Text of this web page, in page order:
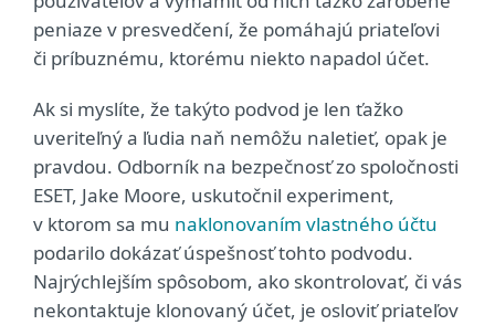
peniaze v presvedčení, že pomáhajú priateľovi
či príbuznému, ktorému niekto napadol účet.
Ak si myslíte, že takýto podvod je len ťažko
uveriteľný a ľudia naň nemôžu naletieť, opak je
pravdou. Odborník na bezpečnosť zo spoločnosti
ESET, Jake Moore, uskutočnil experiment,
v ktorom sa mu naklonovaním vlastného účtu
podarilo dokázať úspešnosť tohto podvodu.
Najrýchlejším spôsobom, ako skontrolovať, či vás
nekontaktuje klonovaný účet, je osloviť priateľov